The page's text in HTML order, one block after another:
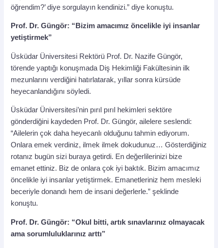
öğrendim?’ diye sorgulayın kendinizi.” diye konuştu.
Prof. Dr. Güngör: “Bizim amacımız öncelikle iyi insanlar
yetiştirmek”
Üsküdar Üniversitesi Rektörü Prof. Dr. Nazife Güngör,
törende yaptığı konuşmada Diş Hekimliği Fakültesinin ilk
mezunlarını verdiğini hatırlatarak, yıllar sonra kürsüde
heyecanlandığını söyledi.
Üsküdar Üniversitesi’nin pırıl pırıl hekimleri sektöre
gönderdiğini kaydeden Prof. Dr. Güngör, ailelere seslendi:
“Ailelerin çok daha heyecanlı olduğunu tahmin ediyorum.
Onlara emek verdiniz, ilmek ilmek dokudunuz… Gösterdiğiniz
rotanız bugün sizi buraya getirdi. En değerlilerinizi bize
emanet ettiniz. Biz de onlara çok iyi baktık. Bizim amacımız
öncelikle iyi insanlar yetiştirmek. Emanetleriniz hem mesleki
beceriyle donandı hem de insani değerlerle.” şeklinde
konuştu.
Prof. Dr. Güngör: “Okul bitti, artık sınavlarınız olmayacak
ama sorumluluklarınız arttı”